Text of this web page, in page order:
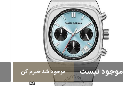
موجود نیست موجود شد خبرم کن